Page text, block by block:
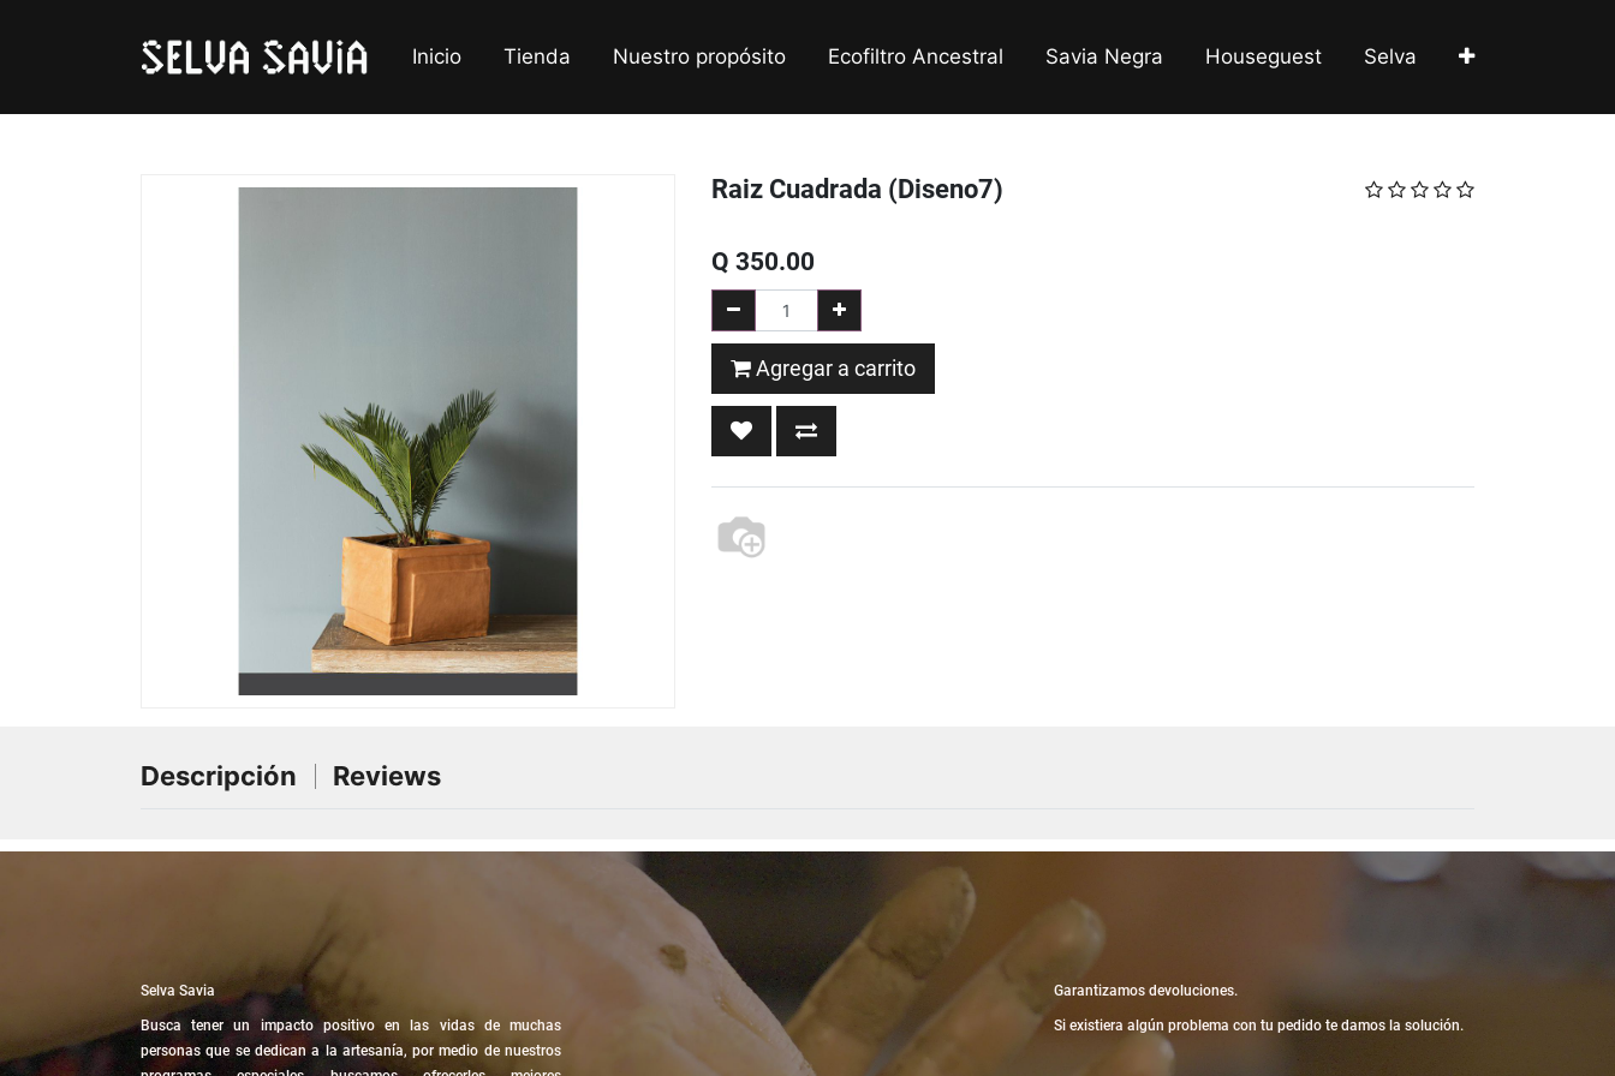
Inicio Tienda Nuestro propósito Ecofiltro Ancestral Savia Negra Houseguest Selva
Raiz Cuadrada (Diseno7)
Q 350.00
Agregar a carrito
Descripción Reviews
Selva Savia
Busca tener un impacto positivo en las vidas de muchas
personas que se dedican a la artesanía, por medio de nuestros
Garantizamos devoluciones.
Si existiera algún problema con tu pedido te damos la solución.